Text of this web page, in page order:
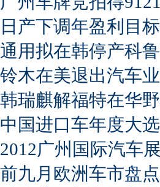
日产下调年盈利目标
通用拟在韩停产科
铃木在美退出汽车
韩瑞麒解福特在华
中国进口车年度大选
2012广州国际汽车展
前九月欧洲车市盘点